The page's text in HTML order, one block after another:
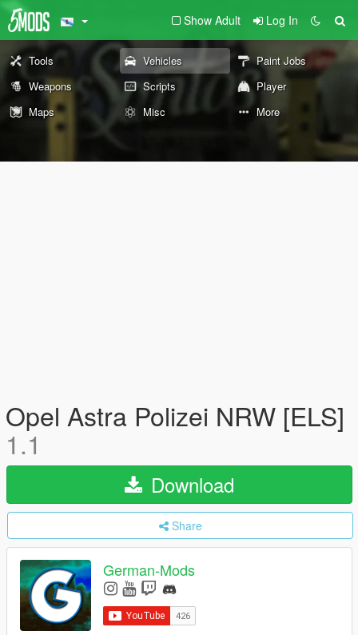
Show Adult Log In
Tools Vehicles
Paint Jobs
Weapons
Scripts
Player
Maps
Misc More
Opel Astra Polizei NRW [ELS]
1.1
Download
Share
German-Mods